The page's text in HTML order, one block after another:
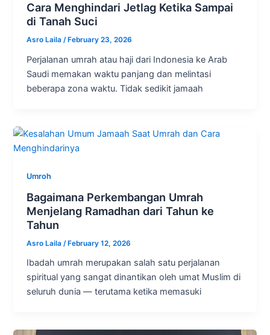
Cara Menghindari Jetlag Ketika Sampai
di Tanah Suci
Asro Laila/ February 23, 2026
Perjalanan umrah atau haji dari Indonesia ke Arab
Saudi memakan waktu panjang dan melintasi
beberapa zona waktu. Tidak sedikit jamaah
Umroh
Bagaimana Perkembangan Umrah
Menjelang Ramadhan dari Tahun ke
Tahun
Asro Laila /February 12, 2026
Ibadah umrah merupakan salah satu perjalanan
spiritual yang sangat dinantikan oleh umat Muslim di
seluruh dunia — terutama ketika memasuki